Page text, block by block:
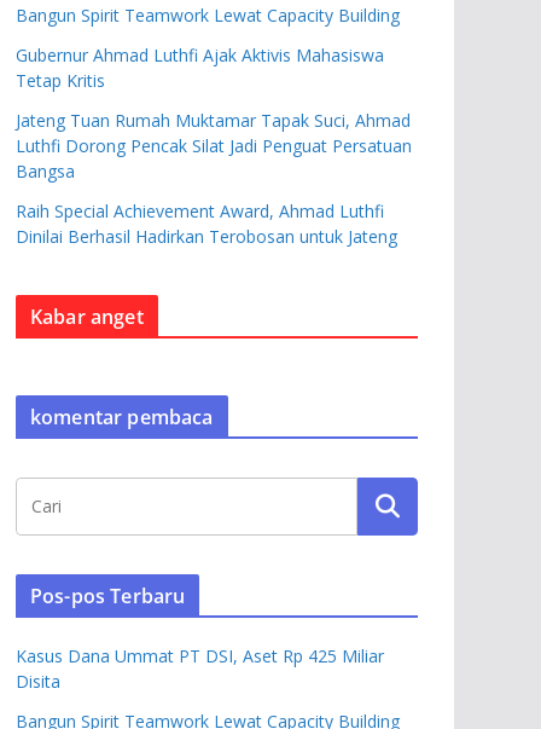
Bangun Spirit Teamwork Lewat Capacity Building
Gubernur Ahmad Luthfi Ajak Aktivis Mahasiswa
Tetap Kritis
Jateng Tuan Rumah Muktamar Tapak Suci, Ahmad
Luthfi Dorong Pencak Silat Jadi Penguat Persatuan
Bangsa
Raih Special Achievement Award, Ahmad Luthfi
Dinilai Berhasil Hadirkan Terobosan untuk Jateng
Kabar anget
komentar pembaca
Pos-pos Terbaru
Kasus Dana Ummat PT DSI, Aset Rp 425 Miliar
Disita
Bangun Spirit Teamwork Lewat Capacity Building